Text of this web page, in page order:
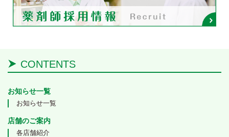
CONTENTS
お知らせ一覧
お知らせ一覧
店舗のご案内
各店舗紹介